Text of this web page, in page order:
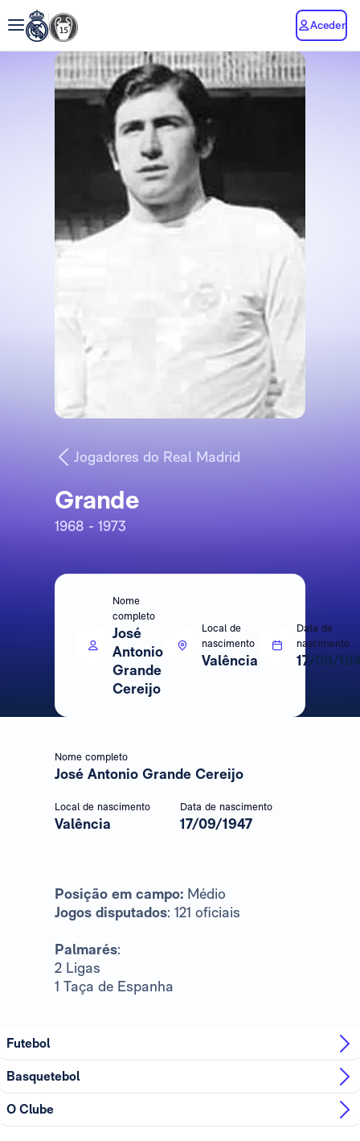
Aceder
Jogadores do Real Madrid
Grande
1968 - 1973
Nome
completo
José
Antonio
Grande
Cereijo
Local de
nascimento
Valência
Data de
nascimento
17/09/
Nome completo
José Antonio Grande Cereijo
Local de nascimento
Valência
Data de nascimento
17/09/1947
Posição em campo: Médio
Jogos disputados: 121 oficiais
Palmarés:
2 Ligas
1 Taça de Espanha
Futebol
Basquetebol
O Clube